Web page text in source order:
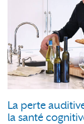
La perte
la santé